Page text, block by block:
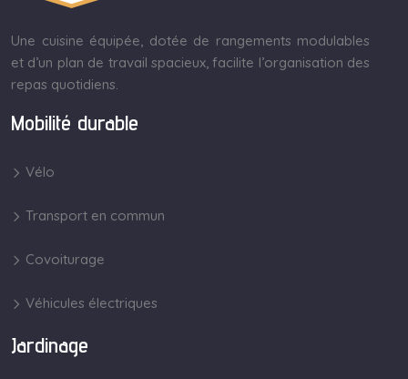
Une cuisine équipée, dotée de rangements modulables
et d’un plan de travail spacieux, facilite l’organisation des
repas quotidiens.
Mobilité durable
Vélo
Transport en commun
Covoiturage
Véhicules électriques
Jardinage